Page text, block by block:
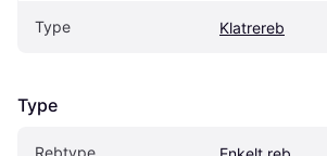
Type Klatrereb
Type